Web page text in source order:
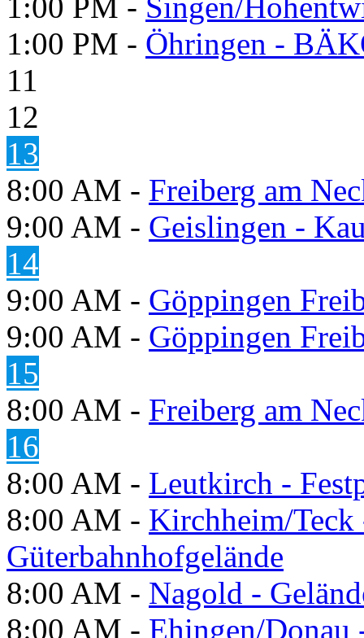
1:00 PM - Öhringen -
11
12
13
8:00 AM - Freiberg am
9:00 AM - Geislingen -
14
9:00 AM - Göppingen
9:00 AM - Göppingen
15
8:00 AM - Freiberg am
16
8:00 AM - Leutkirch -
8:00 AM - Kirchheim/Teck
Güterbahnhofgelände
8:00 AM - Nagold -
8:00 AM - Ehingen/